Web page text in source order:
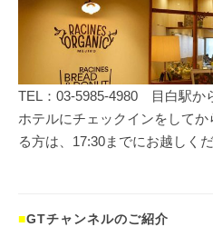
TEL：03‐5985‐4980 目白駅か
ホテルにチェックインをして
る方は、17:30までにお越しくだ
■GTチャンネルのご紹介